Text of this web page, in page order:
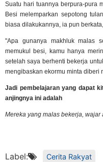
Suatu hari tuannya berpura-pura
Besi melemparkan sepotong
biasa dilakukannya, ia pun berkata,
"Apa gunanya makhluk malas
memukul besi, kamu hanya
setelah saya berhenti bekerja
mengibaskan ekormu minta diberi
Jadi pembelajaran yang dapat
anjingnya ini adalah
Mereka yang malas bekerja,
Label: Cerita Rakyat